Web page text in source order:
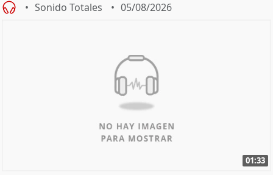
Sonido Totales 05/08/2026
01:33